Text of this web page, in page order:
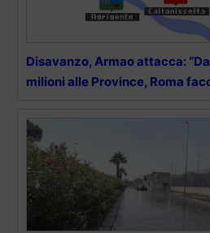
Disavanzo, Armao attacca:
milioni alle Province, Roma